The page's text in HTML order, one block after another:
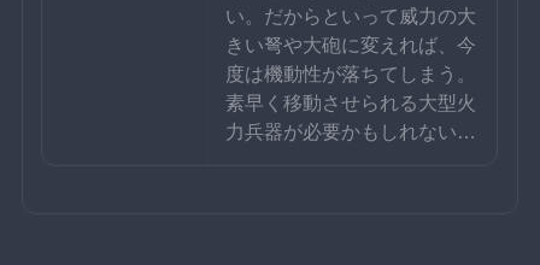
い。だからといって威力の大
きい弩や大砲に変えれば、今
度は機動性が落ちてしまう。
素早く移動させられる大型火
力兵器が必要かもしれない…